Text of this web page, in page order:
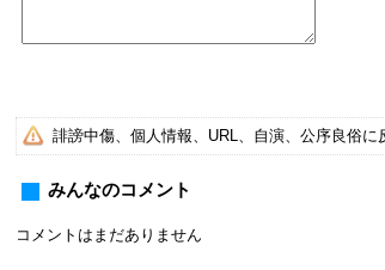
誹謗中傷、個人情報、URL、自演、公序良俗
みんなのコメント
コメントはまだありません